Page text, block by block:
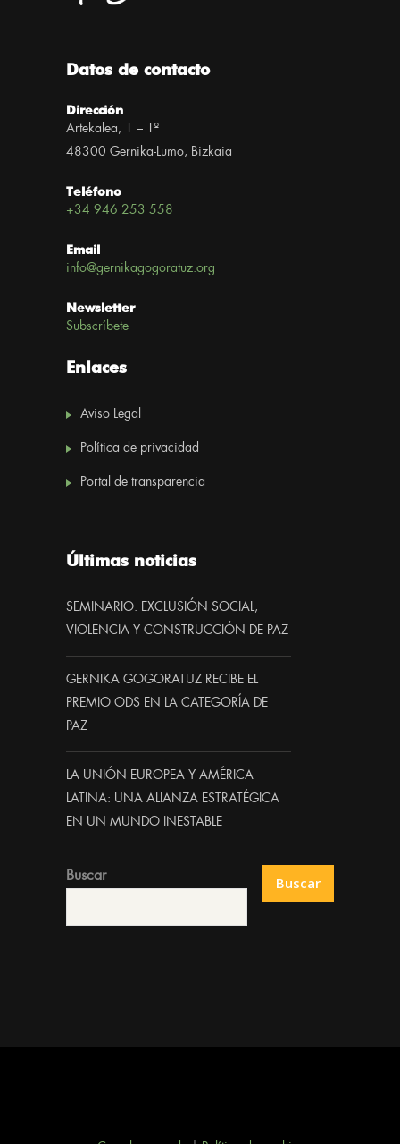
Datos de contacto
Dirección
Artekalea, 1 – 1º
48300 Gernika-Lumo, Bizkaia
Teléfono
+34 946 253 558
Email
info@gernikagogoratuz.org
Newsletter
Subscríbete
Enlaces
Aviso Legal
Política de privacidad
Portal de transparencia
Últimas noticias
SEMINARIO: EXCLUSIÓN SOCIAL,
VIOLENCIA Y CONSTRUCCIÓN DE PAZ
GERNIKA GOGORATUZ RECIBE EL
PREMIO ODS EN LA CATEGORÍA DE
PAZ
LA UNIÓN EUROPEA Y AMÉRICA
LATINA: UNA ALIANZA ESTRATÉGICA
EN UN MUNDO INESTABLE
Buscar Buscar